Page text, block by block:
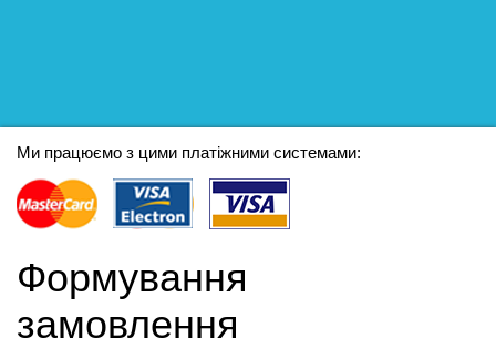
Ми працюємо з цими платіжними системами:
Формування
замовлення